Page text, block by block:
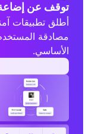
توقف عن
مصادقة
الأساسي.